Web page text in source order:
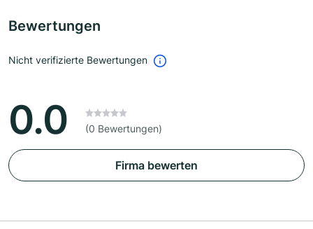
Bewertungen
Nicht verifizierte Bewertungen
0.0 (0 Bewertungen)
Firma bewerten